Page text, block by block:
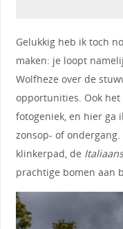
Gelukkig heb ik toch
maken: je loopt
Wolfheze over de
opportunities. Ook
fotogeniek, en hier ga
zonsop- of
klinkerpad, de
prachtige bomen aan